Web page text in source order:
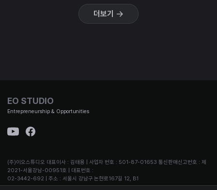
더보기
EO STUDIO
Entrepreneurship & Opportunities
(주)이오스튜디오 대표이사 : 김태용 | 사업자 번호 : 501-87-01653 통신판매신고번호 : 제
2021-서울강남-00951호 | 대표번호 :
02-3442-692 | 주소 : 서울시 강남구 논현로167길 12, B1